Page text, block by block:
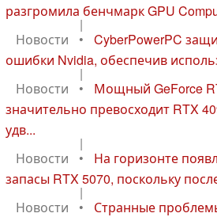
разгромила бенчмарк GPU
|
Новости
•
CyberPowerPC
ошибки Nvidia, обеспечив
|
Новости
•
Мощный GeForce
значительно превосходит RTX
удв...
|
Новости
•
На горизонте
запасы RTX 5070, поскольку
|
Новости
•
Странные